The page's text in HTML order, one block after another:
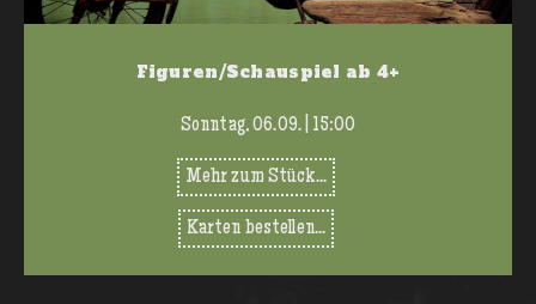
Figuren/Schauspiel ab 4+
Sonntag, 06.09. | 15:00
Mehr zum Stück...
Karten bestellen...